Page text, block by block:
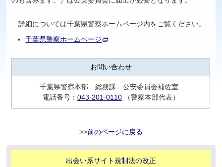
詳細については千葉県警察ホームページ内をご覧ください。
千葉県警察ホームページ
お問い合わせ
千葉県警察本部 総務課 公安委員会補佐室
電話番号： 043-201-0110（警察本部代表）
前のページに戻る
出会い系サイト規制法の改正